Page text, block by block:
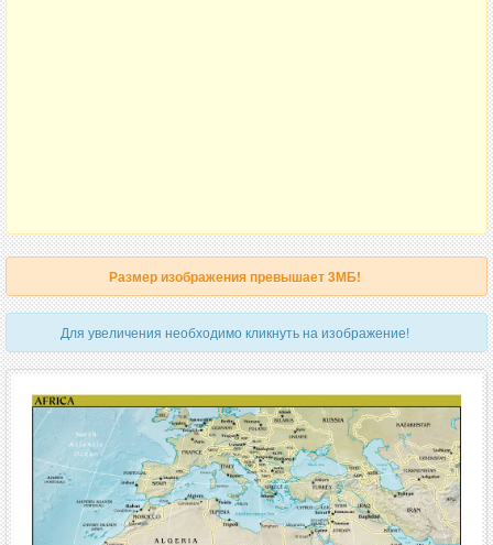
Размер изображения превышает 3МБ!
Для увеличения необходимо кликнуть на изображение!